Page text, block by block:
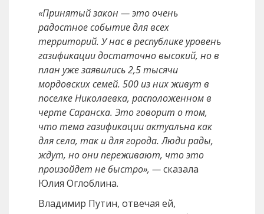
«Принятый закон — это очень
радостное событие для всех
территорий. У нас в республике уровень
газификации достаточно высокий, но в
план уже заявились 2,5 тысячи
мордовских семей. 500 из них живут в
поселке Николаевка, расположенном в
черте Саранска. Это говорит о том,
что тема газификации актуальна как
для села, так и для города. Люди рады,
ждут, но они переживают, что это
произойдет не быстро», —сказала
Юлия Оглоблина.
Владимир Путин, отвечая ей,